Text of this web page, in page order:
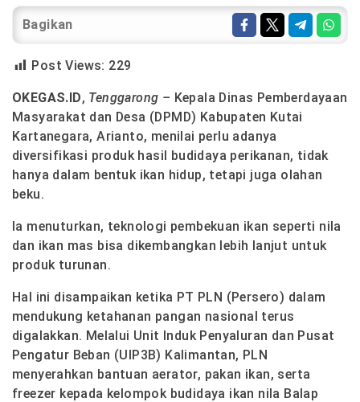
Bagikan
Post Views: 229
OKEGAS.ID, Tenggarong – Kepala Dinas Pemberdayaan
Masyarakat dan Desa (DPMD) Kabupaten Kutai
Kartanegara, Arianto, menilai perlu adanya
diversifikasi produk hasil budidaya perikanan, tidak
hanya dalam bentuk ikan hidup, tetapi juga olahan
beku.
Ia menuturkan, teknologi pembekuan ikan seperti nila
dan ikan mas bisa dikembangkan lebih lanjut untuk
produk turunan.
Hal ini disampaikan ketika PT PLN (Persero) dalam
mendukung ketahanan pangan nasional terus
digalakkan. Melalui Unit Induk Penyaluran dan Pusat
Pengatur Beban (UIP3B) Kalimantan, PLN
menyerahkan bantuan aerator, pakan ikan, serta
freezer kepada kelompok budidaya ikan nila Balap